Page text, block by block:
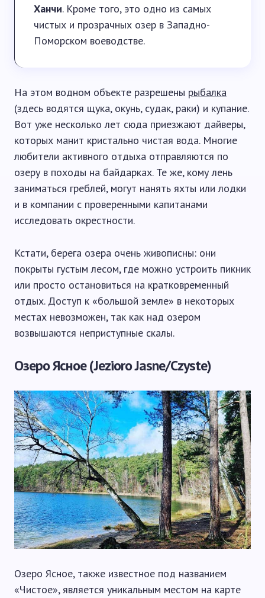
Ханчи. Кроме того, это одно из самых
чистых и прозрачных озер в Западно-
Поморском воеводстве.
На этом водном объекте разрешены рыбалка
(здесь водятся щука, окунь, судак, раки) и купание.
Вот уже несколько лет сюда приезжают дайверы,
которых манит кристально чистая вода. Многие
любители активного отдыха отправляются по
озеру в походы на байдарках. Те же, кому лень
заниматься греблей, могут нанять яхты или лодки
и в компании с проверенными капитанами
исследовать окрестности.
Кстати, берега озера очень живописны: они
покрыты густым лесом, где можно устроить пикник
или просто остановиться на кратковременный
отдых. Доступ к «большой земле» в некоторых
местах невозможен, так как над озером
возвышаются неприступные скалы.
Озеро Ясное (Jezioro Jasne/Czyste)
Озеро Ясное, также известное под названием
«Чистое», является уникальным местом на карте